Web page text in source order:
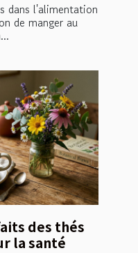
dans l'alimentation
de manger au
des thés
la santé